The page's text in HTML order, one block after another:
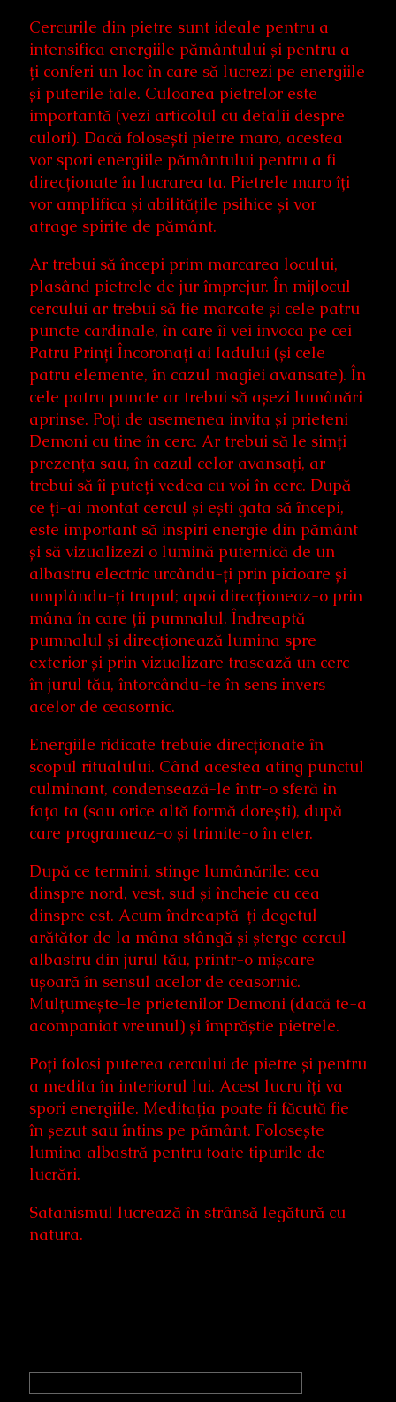
Cercurile din pietre sunt ideale pentru a
intensifica energiile pământului și pentru a-
ți conferi un loc în care să lucrezi pe energiile
și puterile tale. Culoarea pietrelor este
importantă (vezi articolul cu detalii despre
culori). Dacă folosești pietre maro, acestea
vor spori energiile pământului pentru a fi
direcționate în lucrarea ta. Pietrele maro îți
vor amplifica și abilitățile psihice și vor
atrage spirite de pământ.
Ar trebui să începi prim marcarea locului,
plasând pietrele de jur împrejur. În mijlocul
cercului ar trebui să fie marcate și cele patru
puncte cardinale, în care îi vei invoca pe cei
Patru Prinți Încoronați ai Iadului (și cele
patru elemente, în cazul magiei avansate). În
cele patru puncte ar trebui să așezi lumânări
aprinse. Poți de asemenea invita și prieteni
Demoni cu tine în cerc. Ar trebui să le simți
prezența sau, în cazul celor avansați, ar
trebui să îi puteți vedea cu voi în cerc. După
ce ți-ai montat cercul și ești gata să începi,
este important să inspiri energie din pământ
și să vizualizezi o lumină puternică de un
albastru electric urcându-ți prin picioare și
umplându-ți trupul; apoi direcționeaz-o prin
mâna în care ții pumnalul. Îndreaptă
pumnalul și direcționează lumina spre
exterior și prin vizualizare trasează un cerc
în jurul tău, întorcându-te în sens invers
acelor de ceasornic.
Energiile ridicate trebuie direcționate în
scopul ritualului. Când acestea ating punctul
culminant, condensează-le într-o sferă în
fața ta (sau orice altă formă dorești), după
care programeaz-o și trimite-o în eter.
După ce termini, stinge lumânările: cea
dinspre nord, vest, sud și încheie cu cea
dinspre est. Acum îndreaptă-ți degetul
arătător de la mâna stângă și șterge cercul
albastru din jurul tău, printr-o mișcare
ușoară în sensul acelor de ceasornic.
Mulțumește-le prietenilor Demoni (dacă te-a
acompaniat vreunul) și împrăștie pietrele.
Poți folosi puterea cercului de pietre și pentru
a medita în interiorul lui. Acest lucru îți va
spori energiile. Meditația poate fi făcută fie
în șezut sau întins pe pământ. Folosește
lumina albastră pentru toate tipurile de
lucrări.
Satanismul lucrează în strânsă legătură cu
natura.
Primary